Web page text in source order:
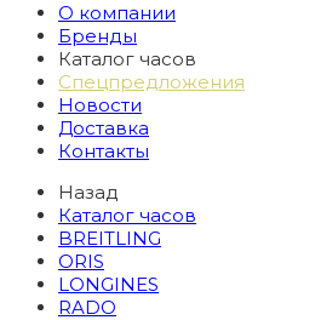
О компании
Бренды
Каталог часов
Спецпредложения
Новости
Доставка
Контакты
Назад
Каталог часов
BREITLING
ORIS
LONGINES
RADO